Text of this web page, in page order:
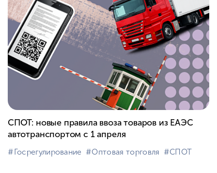
СПОТ: новые правила ввоза товаров из ЕАЭС
автотранспортом с 1 апреля
#⁣Госрегулирование #⁣Оптовая торговля #⁣СПОТ